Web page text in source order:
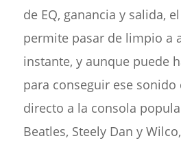
de EQ, ganancia y salida,
permite pasar de limpio a
instante, y aunque puede
para conseguir ese sonido
directo a la consola
Beatles, Steely Dan y